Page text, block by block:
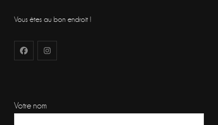
Vous êtes au bon endroit !
Votre nom